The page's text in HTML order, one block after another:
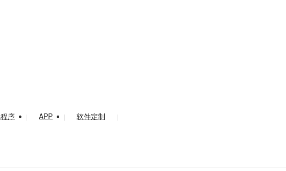
序 | APP | 软件定制 |